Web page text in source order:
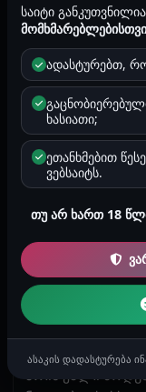
ნიადაგზე
ნაკლებად
ტკივილის
მოდუნებისა და
აგზნების დროს
სეკრეტი,
არის სიბინძურე
გაქცევა არ
ნერვიულობის
უმნიშვნელოდ
ლუბრიკანტის
ქალების დიდ
იქნება თუ არა
ქალების 30%
არის ქალი
საიტი
ადასტურებთ,
ხასიათი;
ეთანხმებით
ვებსაიტს.
თუ არ ხართ 18
ასაკის დადასტურება